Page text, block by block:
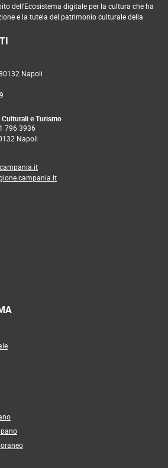
dell'Ecosistema digitale per la cultura che ha
e la tutela del patrimonio culturale della
Napoli
e Turismo
796 3936
Napoli